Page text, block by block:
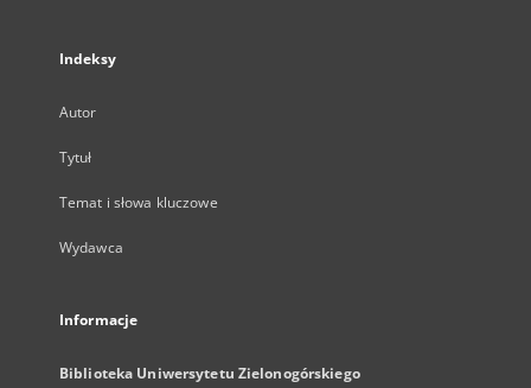
Indeksy
Autor
Tytuł
Temat i słowa kluczowe
Wydawca
Informacje
Biblioteka Uniwersytetu Zielonogórskiego